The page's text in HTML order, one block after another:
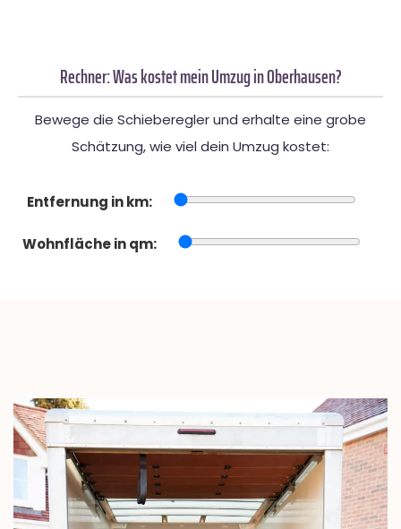
Rechner: Was kostet mein Umzug in Oberhausen?
Bewege die Schieberegler und erhalte eine grobe
Schätzung, wie viel dein Umzug kostet:
Entfernung in km:
Wohnfläche in qm: